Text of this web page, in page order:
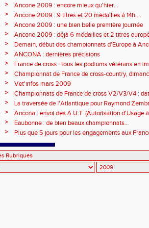
>
Ancone 2009 : encore mieux qu'hier...
>
Ancone 2009 : 9 titres et 20 médailles à 14h....
>
Ancone 2009 : une bien belle première journée
>
Ancone 2009 : déjà 6 médailles et 2 titres
>
Demain, début des championnats d'Europe à
>
ANCONA : dernières précisions
>
France de cross : tous les podiums vétérans en
>
Championnat de France de cross-country,
Bains
>
Vet'infos mars 2009
>
Championnats de France de cross V2/V3/V4 :
d'engagement repoussée au 8 mars
>
La traversée de l'Atlantique pour Raymond
>
Ancona : envoi des A.U.T. (Autorisation d'Usage
Thérapeutiques)
>
Eaubonne : de bien beaux championnats...
>
Plus que 5 jours pour les engagements aux